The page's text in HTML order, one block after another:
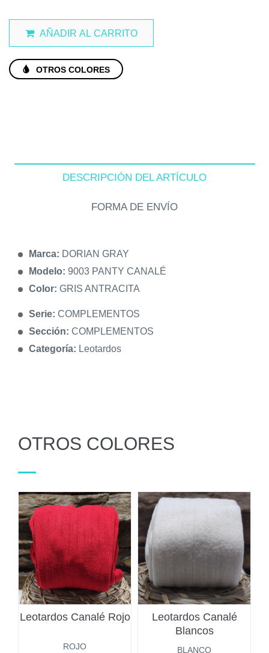
AÑADIR AL CARRITO
OTROS COLORES
DESCRIPCIÓN DEL ARTÍCULO
FORMA DE ENVÍO
Marca: DORIAN GRAY
Modelo: 9003 PANTY CANALÉ
Color: GRIS ANTRACITA
Serie: COMPLEMENTOS
Sección: COMPLEMENTOS
Categoría: Leotardos
OTROS COLORES
Leotardos Canalé Rojo
ROJO
Leotardos Canalé
Blancos
BLANCO